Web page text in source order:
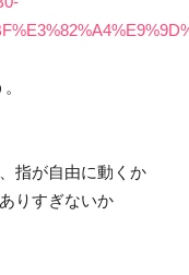
指が自由に動くか
りすぎないか